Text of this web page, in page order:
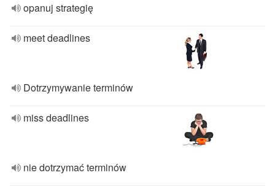
opanuj strategię
meet deadlines
Dotrzymywanie terminów
miss deadlines
nie dotrzymać terminów